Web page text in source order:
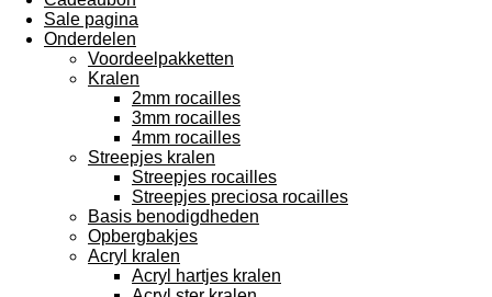
Sale pagina
Onderdelen
Voordeelpakketten
Kralen
2mm rocailles
3mm rocailles
4mm rocailles
Streepjes kralen
Streepjes rocailles
Streepjes preciosa rocailles
Basis benodigdheden
Opbergbakjes
Acryl kralen
Acryl hartjes kralen